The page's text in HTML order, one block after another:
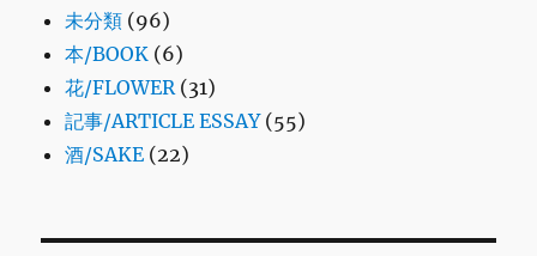
未分類 (96)
本/BOOK (6)
花/FLOWER (31)
記事/ARTICLE ESSAY(55)
酒/SAKE (22)